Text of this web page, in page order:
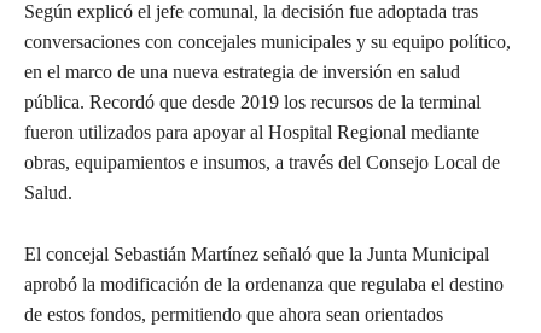
Según explicó el jefe comunal, la decisión fue adoptada tras
conversaciones con concejales municipales y su equipo político,
en el marco de una nueva estrategia de inversión en salud
pública. Recordó que desde 2019 los recursos de la terminal
fueron utilizados para apoyar al Hospital Regional mediante
obras, equipamientos e insumos, a través del Consejo Local de
Salud.
El concejal Sebastián Martínez señaló que la Junta Municipal
aprobó la modificación de la ordenanza que regulaba el destino
de estos fondos, permitiendo que ahora sean orientados